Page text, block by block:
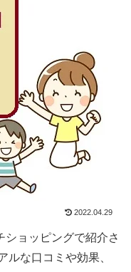
2022.04.29
ョッピングで紹介さ
ルな口コミや効果、